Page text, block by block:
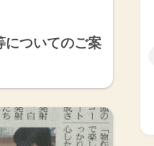
についてのご案